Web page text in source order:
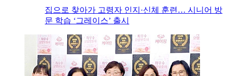
집으로 찾아가 고령자 인지·신체 훈련… 시니어 방
문 학습 ‘그레이스’ 출시